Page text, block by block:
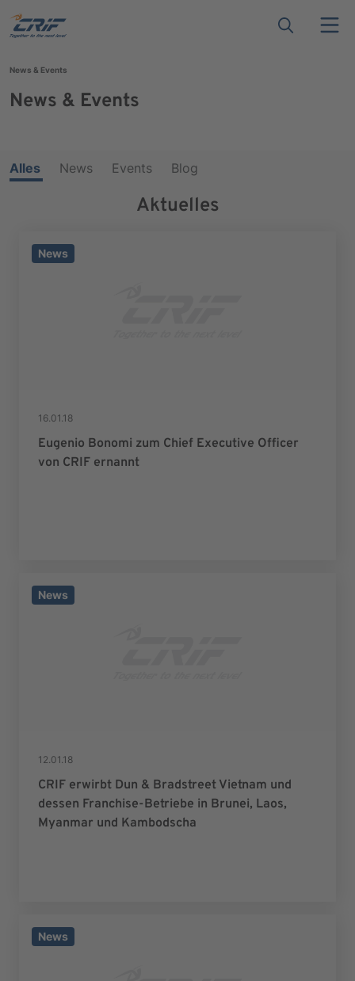
News & Events
News & Events
Alles News Events Blog
Aktuelles
News
16.01.18
Eugenio Bonomi zum Chief Executive Officer
von CRIF ernannt
News
12.01.18
CRIF erwirbt Dun & Bradstreet Vietnam und
dessen Franchise-Betriebe in Brunei, Laos,
Myanmar und Kambodscha
News